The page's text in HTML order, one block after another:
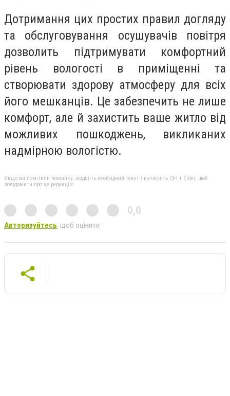
Дотримання цих простих правил догляду
та обслуговування осушувачів повітря
дозволить підтримувати комфортний
рівень вологості в приміщенні та
створювати здорову атмосферу для всіх
його мешканців. Це забезпечить не лише
комфорт, але й захистить ваше житло від
можливих пошкоджень, викликаних
надмірною вологістю.
Якщо ви помітили помилку, виділіть необхідний текст і натисніть Ctrl + Enter, щоб
повідомити про це редакцію
0,0
Авторизуйтесь, щоб оцінити